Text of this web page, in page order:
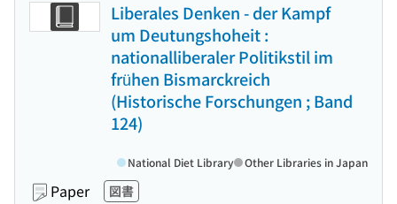
Liberales Denken - der Kampf
um Deutungshoheit :
nationalliberaler Politikstil im
frühen Bismarckreich
(Historische Forschungen ; Band
124)
Paper 図書
National Diet Library Other Libraries in Japan